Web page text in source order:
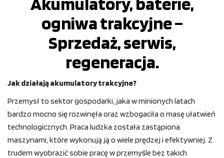
ogniwa trakcyjne –
Sprzedaż, serwis,
regeneracja.
Jak działają akumulatory trakcyjne?
Przemysł to sektor gospodarki, jaka w minionych latach
bardzo mocno się rozwinęła oraz wzbogaciła o masę ułatwień
technologicznych. Praca ludzka została zastąpiona
maszynami, które wykonują ją o wiele prędzej i efektywniej. Z
trudem wyobrazić sobie pracę w przemyśle bez takich